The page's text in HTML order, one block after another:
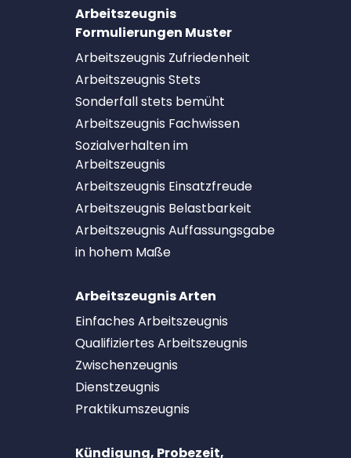
Arbeitszeugnis
Formulierungen Muster
Arbeitszeugnis Zufriedenheit
Arbeitszeugnis Stets
Sonderfall stets bemüht
Arbeitszeugnis Fachwissen
Sozialverhalten im
Arbeitszeugnis
Arbeitszeugnis Einsatzfreude
Arbeitszeugnis Belastbarkeit
Arbeitszeugnis Auffassungsgabe
in hohem Maße
Arbeitszeugnis Arten
Einfaches Arbeitszeugnis
Qualifiziertes Arbeitszeugnis
Zwischenzeugnis
Dienstzeugnis
Praktikumszeugnis
Kündigung, Probezeit,